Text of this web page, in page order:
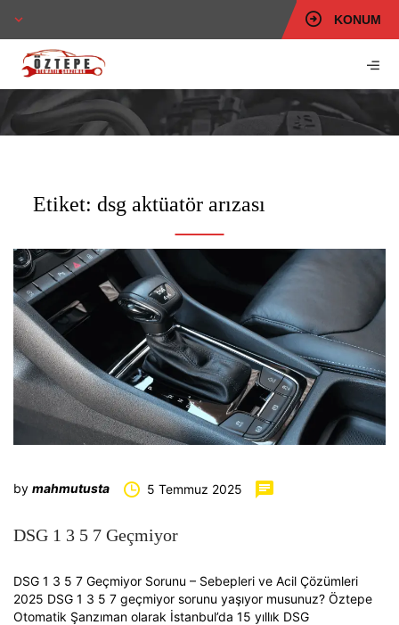
KONUM
Etiket: dsg aktüatör arızası
by mahmutusta 5 Temmuz 2025
DSG 1 3 5 7 Geçmiyor
DSG 1 3 5 7 Geçmiyor Sorunu – Sebepleri ve Acil Çözümleri
2025 DSG 1 3 5 7 geçmiyor sorunu yaşıyor musunuz? Öztepe
Otomatik Şanzıman olarak İstanbul’da 15 yıllık DSG